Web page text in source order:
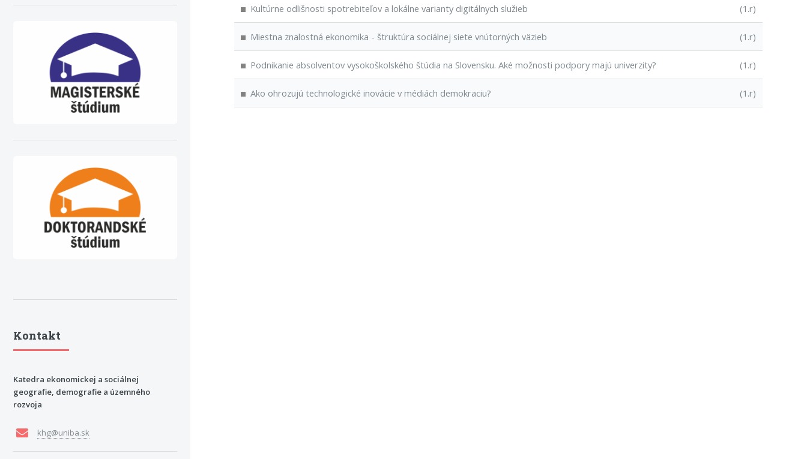
Kultúrne odlišnosti spotrebiteľov a lokálne varianty digitálnych služieb (1.r)
Miestna znalostná ekonomika - štruktúra sociálnej siete vnútorných väzieb (1.r)
Podnikanie absolventov vysokoškolského štúdia na Slovensku. Aké možnosti podpory majú univerzity? (1.r)
Ako ohrozujú technologické inovácie v médiách demokraciu? (1.r)
Kontakt
Katedra ekonomickej a sociálnej
geografie, demografie a územného
rozvoja
khg@uniba.sk